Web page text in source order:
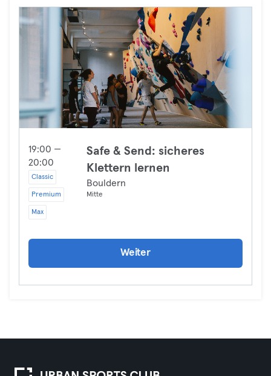
19:00 —
20:00
Classic
Premium
Max
Safe & Send: sicheres
Klettern lernen
Bouldern
Mitte
Weiter